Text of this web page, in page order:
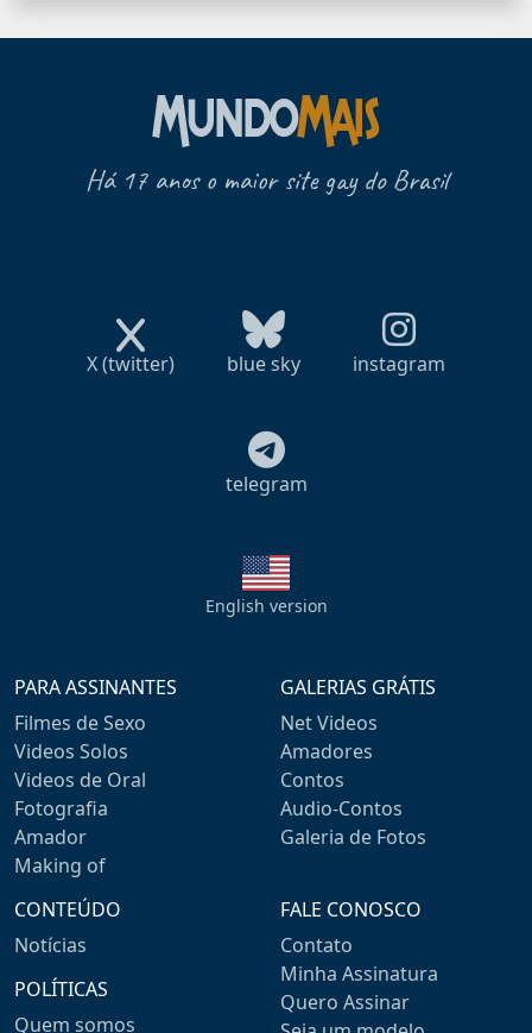
Há 17 anos o maior site gay do Brasil
X (twitter) blue sky instagram
telegram
English version
PARA ASSINANTES
Filmes de Sexo
Videos Solos
Videos de Oral
Fotografia
Amador
Making of
GALERIAS GRÁTIS
Net Videos
Amadores
Contos
Audio-Contos
Galeria de Fotos
CONTEÚDO
Notícias
POLÍTICAS
Quem somos
FALE CONOSCO
Contato
Minha Assinatura
Quero Assinar